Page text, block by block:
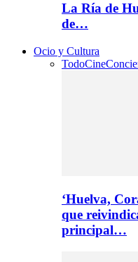
La Ría de
de…
Ocio y Cultura
TodoCine
‘Huelva,
que
principal…